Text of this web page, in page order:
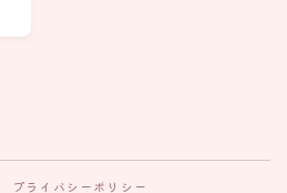
プライバシーポリシー